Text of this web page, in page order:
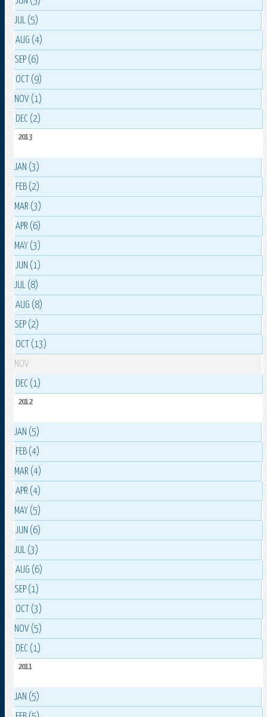
JUL (5)
AUG (4)
SEP (6)
OCT (9)
NOV (1)
DEC (2)
2013
JAN (3)
FEB (2)
MAR (3)
APR (6)
MAY (3)
JUN (1)
JUL (8)
AUG (8)
SEP (2)
OCT (13)
NOV
DEC (1)
2012
JAN (5)
FEB (4)
MAR (4)
APR (4)
MAY (5)
JUN (6)
JUL (3)
AUG (6)
SEP (1)
OCT (3)
NOV (5)
DEC (1)
2011
JAN (5)